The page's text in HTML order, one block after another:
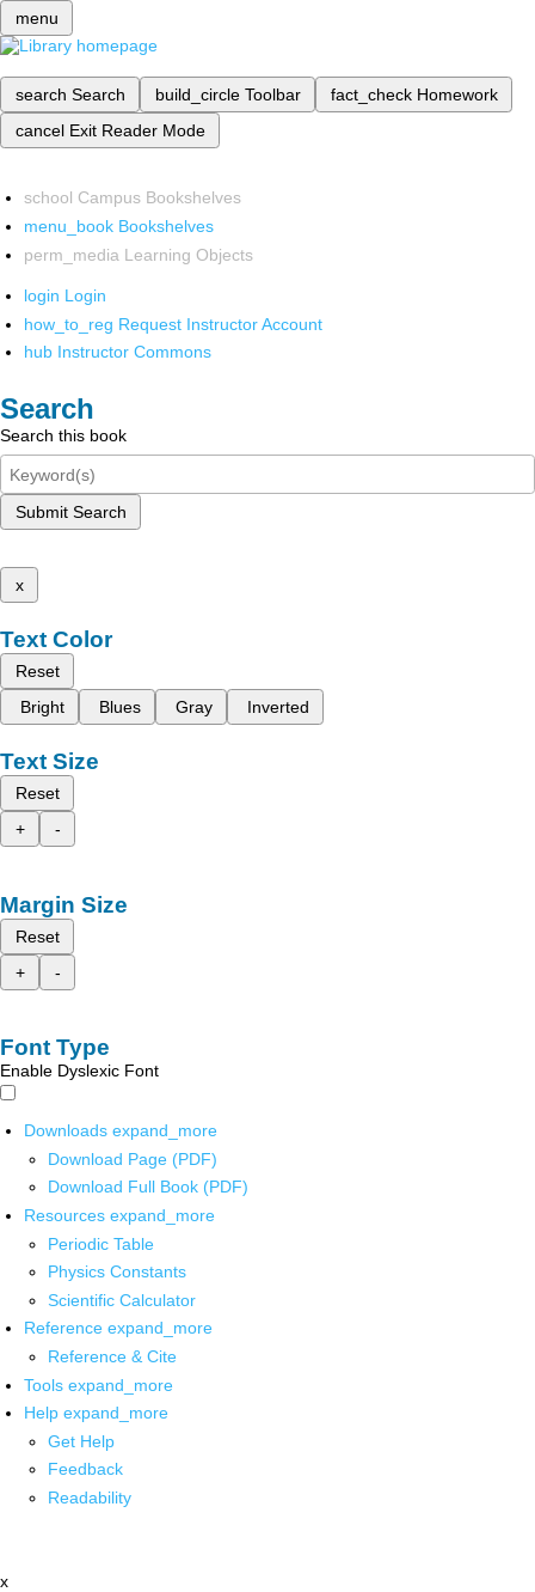
menu
search Search build_circle Toolbar fact_check Homework
cancel Exit Reader Mode
school Campus Bookshelves
menu_book Bookshelves
perm_media Learning Objects
login Login
how_to_reg Request Instructor Account
hub Instructor Commons
Search
Search this book
Submit Search
x
Text Color
Reset
Bright
Blues Gray Inverted
Text Size
Reset
+
-
Margin Size
Reset
+
-
Font Type
Enable Dyslexic Font
Downloads expand_more
Download Page (PDF)
Download Full Book (PDF)
Resources expand_more
Periodic Table
Physics Constants
Scientific Calculator
Reference expand_more
Reference & Cite
Tools expand_more
Help expand_more
Get Help
Feedback
Readability
x